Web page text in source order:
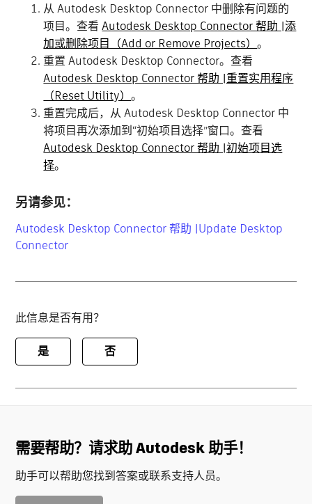
从 Autodesk Desktop Connector 中删除有问题的
项目。查看Autodesk Desktop Connector 帮助 |添
加或删除项目（Add or Remove Projects）。
重置 Autodesk Desktop Connector。查看
Autodesk Desktop Connector 帮助 |重置实用程序
（Reset Utility）。
重置完成后，从 Autodesk Desktop Connector 中
将项目再次添加到“初始项目选择”窗口。查看
Autodesk Desktop Connector 帮助 |初始项目选
择。
另请参见：
Autodesk Desktop Connector 帮助 |Update Desktop
Connector
此信息是否有用？
是 否
需要帮助？请求助 Autodesk 助手！
助手可以帮助您找到答案或联系支持人员。